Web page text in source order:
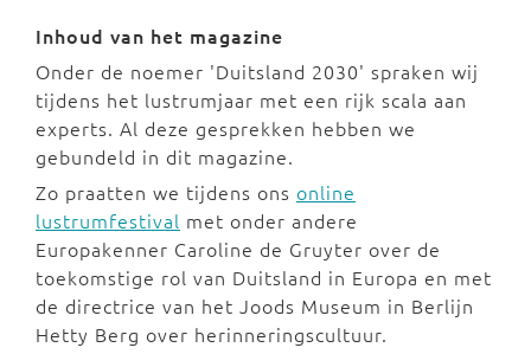
Inhoud van het magazine
Onder de noemer 'Duitsland 2030' spraken wij
tijdens het lustrumjaar met een rijk scala aan
experts. Al deze gesprekken hebben we
gebundeld in dit magazine.
Zo praatten we tijdens ons online
lustrumfestival met onder andere
Europakenner Caroline de Gruyter over de
toekomstige rol van Duitsland in Europa en met
de directrice van het Joods Museum in Berlijn
Hetty Berg over herinneringscultuur.